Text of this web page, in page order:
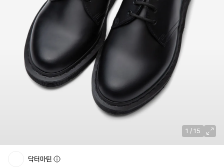
1 / 15
닥터마틴